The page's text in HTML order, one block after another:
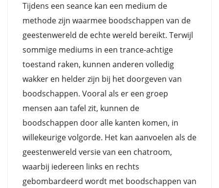
Tijdens een seance kan een medium de
methode zijn waarmee boodschappen van de
geestenwereld de echte wereld bereikt. Terwijl
sommige mediums in een trance-achtige
toestand raken, kunnen anderen volledig
wakker en helder zijn bij het doorgeven van
boodschappen. Vooral als er een groep
mensen aan tafel zit, kunnen de
boodschappen door alle kanten komen, in
willekeurige volgorde. Het kan aanvoelen als de
geestenwereld versie van een chatroom,
waarbij iedereen links en rechts
gebombardeerd wordt met boodschappen van